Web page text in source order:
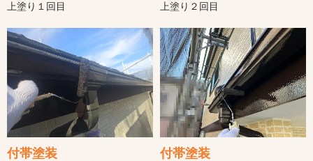
上塗り１回目
上塗り２回目
付帯塗装 付帯塗装